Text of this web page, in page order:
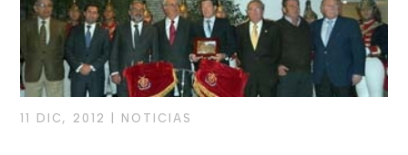
11 DIC, 2012 NOTICIAS